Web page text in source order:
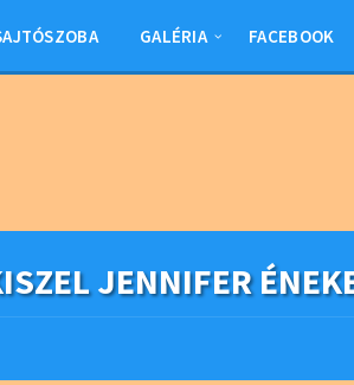
GALÉRIA FACEBOOK
JENNIFER